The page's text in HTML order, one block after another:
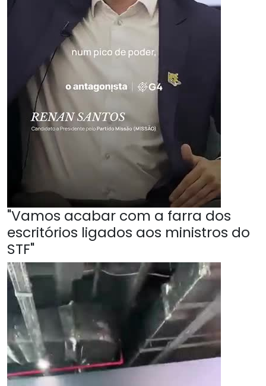
"Vamos acabar com a farra dos
escritórios ligados aos ministros do
STF"